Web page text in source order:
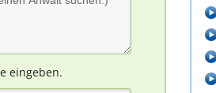
eingeben.